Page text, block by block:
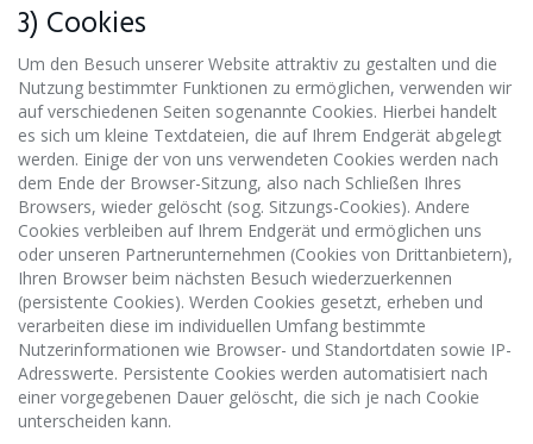
3) Cookies
Um den Besuch unserer Website attraktiv zu gestalten und die
Nutzung bestimmter Funktionen zu ermöglichen, verwenden wir
auf verschiedenen Seiten sogenannte Cookies. Hierbei handelt
es sich um kleine Textdateien, die auf Ihrem Endgerät abgelegt
werden. Einige der von uns verwendeten Cookies werden nach
dem Ende der Browser-Sitzung, also nach Schließen Ihres
Browsers, wieder gelöscht (sog. Sitzungs-Cookies). Andere
Cookies verbleiben auf Ihrem Endgerät und ermöglichen uns
oder unseren Partnerunternehmen (Cookies von Drittanbietern),
Ihren Browser beim nächsten Besuch wiederzuerkennen
(persistente Cookies). Werden Cookies gesetzt, erheben und
verarbeiten diese im individuellen Umfang bestimmte
Nutzerinformationen wie Browser- und Standortdaten sowie IP-
Adresswerte. Persistente Cookies werden automatisiert nach
einer vorgegebenen Dauer gelöscht, die sich je nach Cookie
unterscheiden kann.